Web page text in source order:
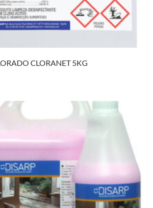
CLORANET 5KG